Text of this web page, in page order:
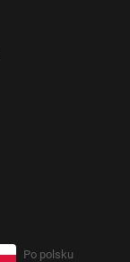
Po polsku